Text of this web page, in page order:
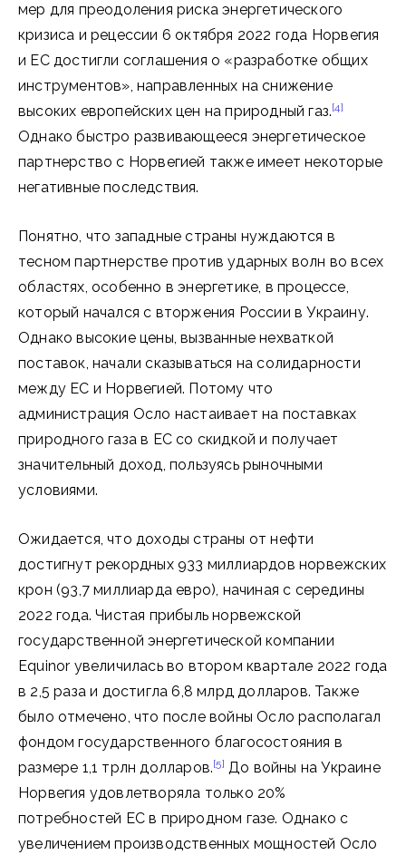
мер для преодоления риска энергетического
кризиса и рецессии 6 октября 2022 года Норвегия
и ЕС достигли соглашения о «разработке общих
инструментов», направленных на снижение
высоких европейских цен на природный газ.[4]
Однако быстро развивающееся энергетическое
партнерство с Норвегией также имеет некоторые
негативные последствия.
Понятно, что западные страны нуждаются в
тесном партнерстве против ударных волн во всех
областях, особенно в энергетике, в процессе,
который начался с вторжения России в Украину.
Однако высокие цены, вызванные нехваткой
поставок, начали сказываться на солидарности
между ЕС и Норвегией. Потому что
администрация Осло настаивает на поставках
природного газа в ЕС со скидкой и получает
значительный доход, пользуясь рыночными
условиями.
Ожидается, что доходы страны от нефти
достигнут рекордных 933 миллиардов норвежских
крон (93,7 миллиарда евро), начиная с середины
2022 года. Чистая прибыль норвежской
государственной энергетической компании
Equinor увеличилась во втором квартале 2022 года
в 2,5 раза и достигла 6,8 млрд долларов. Также
было отмечено, что после войны Осло располагал
фондом государственного благосостояния в
размере 1,1 трлн долларов.[5] До войны на Украине
Норвегия удовлетворяла только 20%
потребностей ЕС в природном газе. Однако с
увеличением производственных мощностей Осло